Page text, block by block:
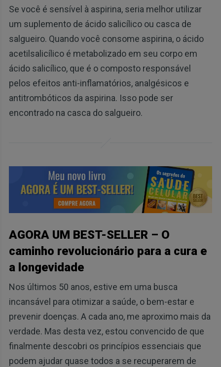
Se você é sensível à aspirina, seria melhor utilizar
um suplemento de ácido salicílico ou casca de
salgueiro. Quando você consome aspirina, o ácido
acetilsalicílico é metabolizado em seu corpo em
ácido salicílico, que é o composto responsável
pelos efeitos anti-inflamatórios, analgésicos e
antitrombóticos da aspirina. Isso pode ser
encontrado na casca do salgueiro.
AGORA UM BEST-SELLER – O
caminho revolucionário para a cura e
a longevidade
Nos últimos 50 anos, estive em uma busca
incansável para otimizar a saúde, o bem-estar e
prevenir doenças. A cada ano, me aproximo mais da
verdade. Mas desta vez, estou convencido de que
finalmente descobri os princípios essenciais que
podem ajudar quase todos a se recuperarem de